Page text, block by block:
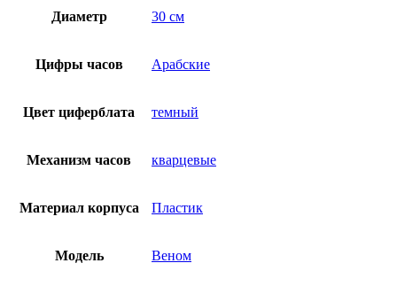
Диаметр 30 см
Цифры часов Арабские
Цвет циферблата темный
Механизм часов кварцевые
Материал корпуса Пластик
Модель Веном